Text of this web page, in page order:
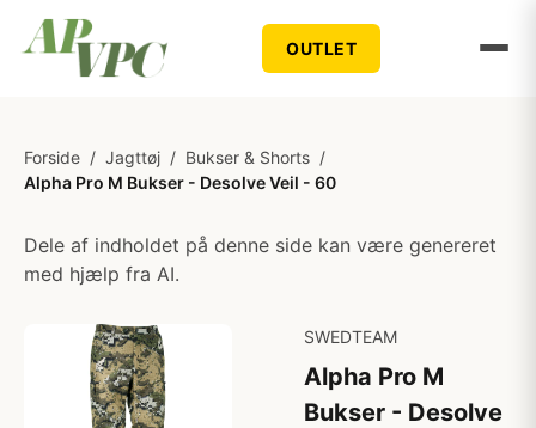
OUTLET
Forside / Jagttøj / Bukser & Shorts /
Alpha Pro M Bukser - Desolve Veil - 60
Dele af indholdet på denne side kan være genereret
med hjælp fra AI.
SWEDTEAM
Alpha Pro M
Bukser - Desolve